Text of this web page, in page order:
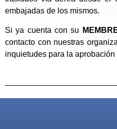
embajadas de los mismos.
Si ya cuenta con su
contacto con nuestras
inquietudes para la